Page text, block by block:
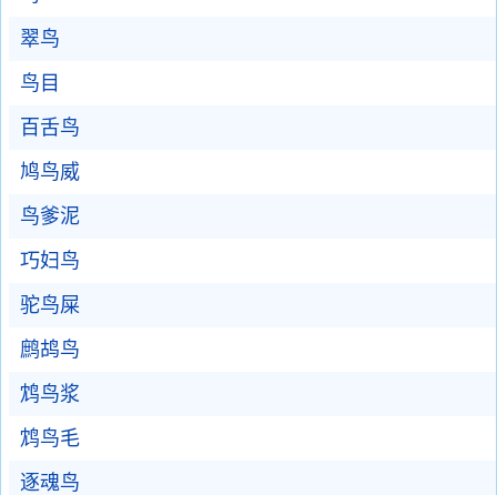
翠鸟
鸟目
百舌鸟
鸠鸟威
鸟爹泥
巧妇鸟
驼鸟屎
鹧鸪鸟
鸩鸟浆
鸩鸟毛
逐魂鸟